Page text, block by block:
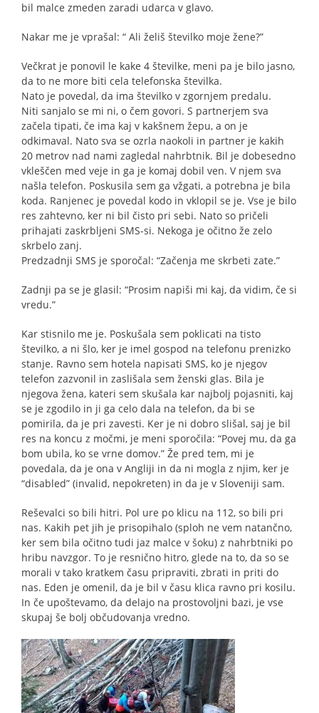
bil malce zmeden zaradi udarca v glavo.
Nakar me je vprašal: “ Ali želiš številko moje žene?”
Večkrat je ponovil le kake 4 številke, meni pa je bilo jasno,
da to ne more biti cela telefonska številka.
Nato je povedal, da ima številko v zgornjem predalu.
Niti sanjalo se mi ni, o čem govori. S partnerjem sva
začela tipati, če ima kaj v kakšnem žepu, a on je
odkimaval. Nato sva se ozrla naokoli in partner je kakih
20 metrov nad nami zagledal nahrbtnik. Bil je dobesedno
vkleščen med veje in ga je komaj dobil ven. V njem sva
našla telefon. Poskusila sem ga vžgati, a potrebna je bila
koda. Ranjenec je povedal kodo in vklopil se je. Vse je bilo
res zahtevno, ker ni bil čisto pri sebi. Nato so pričeli
prihajati zaskrbljeni SMS-si. Nekoga je očitno že zelo
skrbelo zanj.
Predzadnji SMS je sporočal: “Začenja me skrbeti zate.”
Zadnji pa se je glasil: “Prosim napiši mi kaj, da vidim, če si
vredu.”
Kar stisnilo me je. Poskušala sem poklicati na tisto
številko, a ni šlo, ker je imel gospod na telefonu prenizko
stanje. Ravno sem hotela napisati SMS, ko je njegov
telefon zazvonil in zaslišala sem ženski glas. Bila je
njegova žena, kateri sem skušala kar najbolj pojasniti, kaj
se je zgodilo in ji ga celo dala na telefon, da bi se
pomirila, da je pri zavesti. Ker je ni dobro slišal, saj je bil
res na koncu z močmi, je meni sporočila: “Povej mu, da ga
bom ubila, ko se vrne domov.” Že pred tem, mi je
povedala, da je ona v Angliji in da ni mogla z njim, ker je
“disabled” (invalid, nepokreten) in da je v Sloveniji sam.
Reševalci so bili hitri. Pol ure po klicu na 112, so bili pri
nas. Kakih pet jih je prisopihalo (sploh ne vem natančno,
ker sem bila očitno tudi jaz malce v šoku) z nahrbtniki po
hribu navzgor. To je resnično hitro, glede na to, da so se
morali v tako kratkem času pripraviti, zbrati in priti do
nas. Eden je omenil, da je bil v času klica ravno pri kosilu.
In če upoštevamo, da delajo na prostovoljni bazi, je vse
skupaj še bolj občudovanja vredno.